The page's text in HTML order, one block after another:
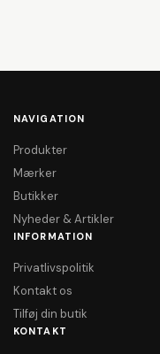
NAVIGATION
Produkter
Mærker
Butikker
Nyheder & Artikler
INFORMATION
Privatlivspolitik
Kontakt os
Tilføj din butik
KONTAKT